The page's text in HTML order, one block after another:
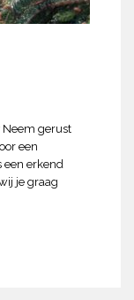
Neem gerust
een
een erkend
je graag